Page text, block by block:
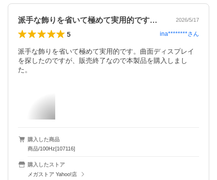
派手な飾りを省いて極めて実用的です。曲… 2026/5/17
5 ina********さん
派手な飾りを省いて極めて実用的です。曲面ディスプレイ
を探したのですが、販売終了なので本製品を購入しまし
た。
購入した商品
商品/100Hz[107116]
購入したストア
メガストア Yahoo!店